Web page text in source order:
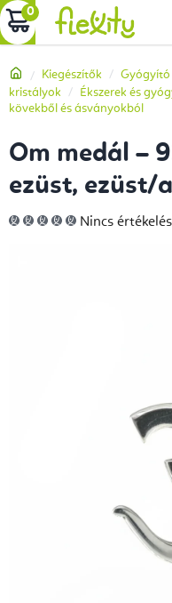
Ugrás
a
tartalomhoz
KOSÁR
Kezdőlap
Kiegészítők
Gyógyító
kristályok
Ékszerek és
kövekből és ásványokból
Om medál –
ezüst, ezüst/
A
termék
Nincs értékelés